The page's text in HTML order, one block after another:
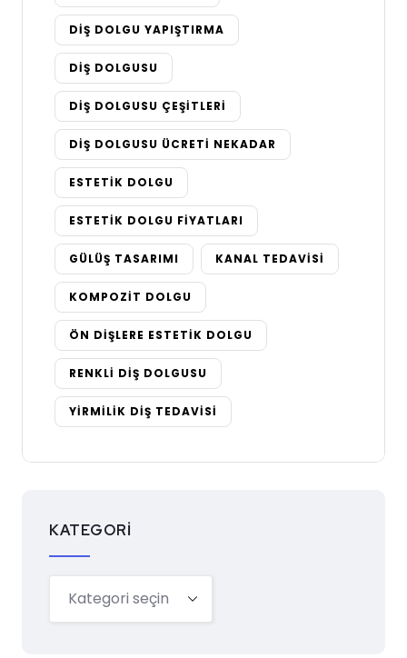
DIŞ DOLGU YAPIŞTIRMA
DIŞ DOLGUSU
DIŞ DOLGUSU ÇEŞITLERI
DIŞ DOLGUSU ÜCRETI NEKADAR
ESTETIK DOLGU
ESTETIK DOLGU FIYATLARI
GÜLÜŞ TASARIMI KANAL TEDAVISI
KOMPOZIT DOLGU
ÖN DIŞLERE ESTETIK DOLGU
RENKLI DIŞ DOLGUSU
YIRMILIK DIŞ TEDAVISI
KATEGORI